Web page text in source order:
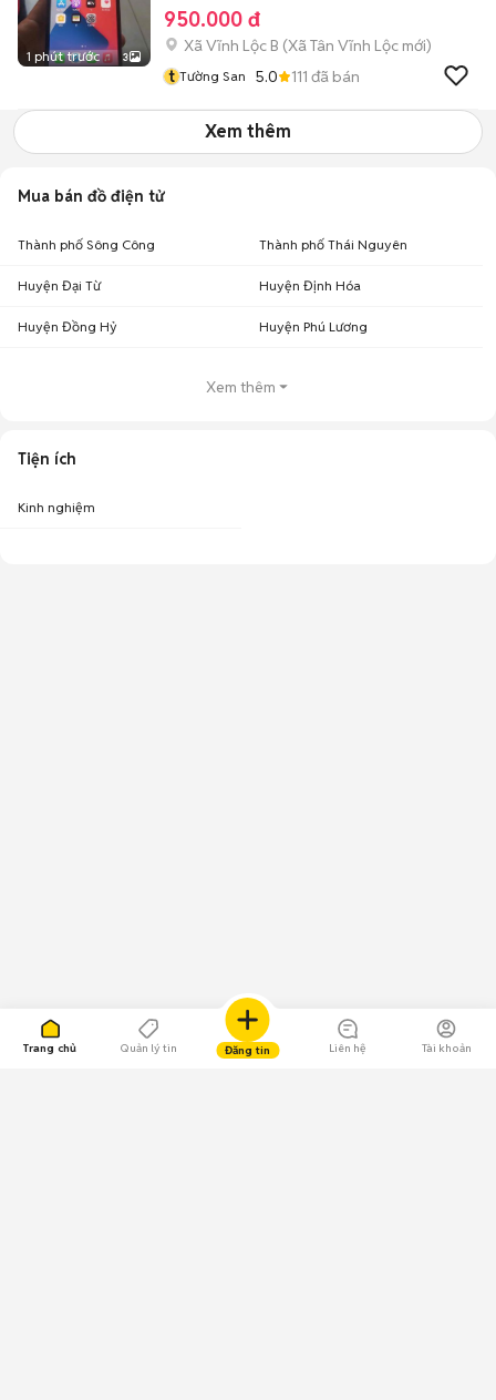
Trang chủ Quản lý tin Đăng tin Liên hệ Tài khoản
1 phút trước 3
950.000 đ
Xã Vĩnh Lộc B (Xã Tân Vĩnh Lộc mới)
t Tường San 5.0 111 đã bán
Xem thêm
Mua bán đồ điện tử
Thành phố Sông Công Thành phố Thái Nguyên
Huyện Đại Từ Huyện Định Hóa
Huyện Đồng Hỷ Huyện Phú Lương
Xem thêm
Tiện ích
Kinh nghiệm